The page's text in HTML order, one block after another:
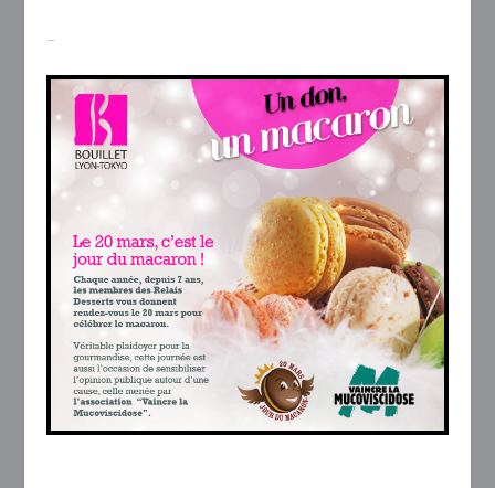
–